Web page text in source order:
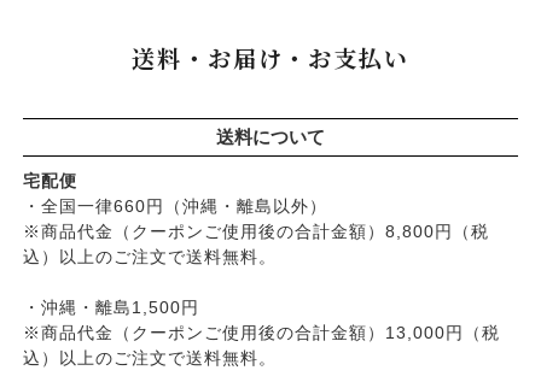
クリーム・オイル
├男性におすすめスキンケア
リップ・ハンドケア
├入浴用
└デオドラント
├ボディケア
├
ヘアケア
├無添加シャンプー
├無添加コンディショナーなど
├石鹸シャンプー・リンス
マヨネーズ・ソース・甘味料
├漬物・乾物・海藻
├加工品
└コーヒー・茶類
かつらぎ（マグポーリン）
├五條良品販売（五條の霧水）
├コズグロ
├ジザニア
├
ナイアード
├ハーブ研究所（山澤清）
├パルセイユ（ボンヌプランツ）
├
ぺカルト
無添加石鹸
├ヘアケア
└オーラルケア
送料・お届け・お支払い
送料について
宅配便
・全国一律660円（沖縄・離島以外）
※商品代金（クーポンご使用後の合計金額）8,800円（税
込）以上のご注文で送料無料。
・沖縄・離島1,500円
※商品代金（クーポンご使用後の合計金額）13,000円（税
込）以上のご注文で送料無料。